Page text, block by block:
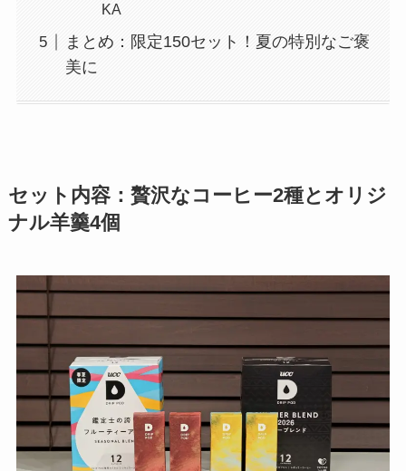
KA
まとめ：限定150セット！夏の特別なご褒
美に
セット内容：贅沢なコーヒー2種とオリジ
ナル羊羹4個